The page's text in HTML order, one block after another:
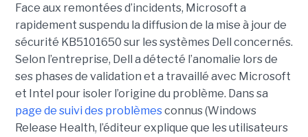
Face aux remontées d’incidents, Microsoft a
rapidement suspendu la diffusion de la mise à jour de
sécurité KB5101650 sur les systèmes Dell concernés.
Selon l’entreprise, Dell a détecté l’anomalie lors de
ses phases de validation et a travaillé avec Microsoft
et Intel pour isoler l’origine du problème. Dans sa
page de suivi des problèmesconnus (Windows
Release Health, l’éditeur explique que les utilisateurs